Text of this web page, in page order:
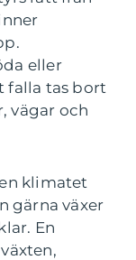
eller
falla tas bort
vägar och
klimatet
gärna växer
En